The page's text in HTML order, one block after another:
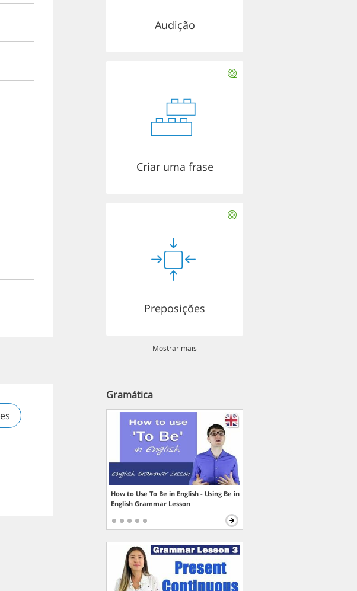
Audição
Criar uma frase
Preposições
Mostrar mais
Gramática
How to Use To Be in English - Using Be in
English Grammar Lesson